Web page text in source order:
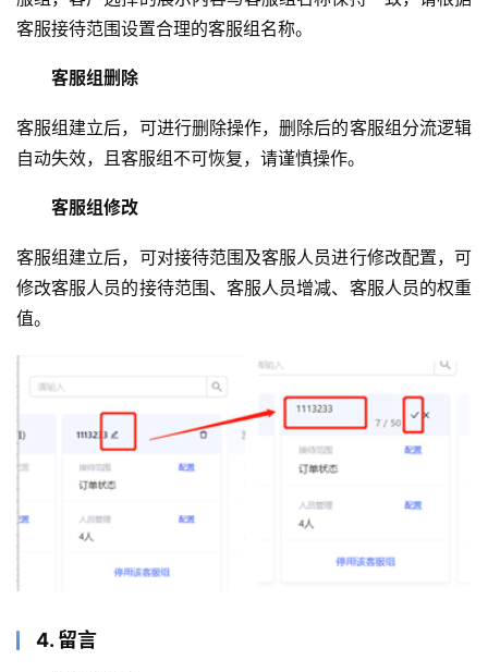
客服接待范围设置合理的客服组名称。
客服组删除
客服组建立后，可进行删除操作，删除后的客服组分流逻辑
自动失效，且客服组不可恢复，请谨慎操作。
客服组修改
客服组建立后，可对接待范围及客服人员进行修改配置，可
修改客服人员的接待范围、客服人员增减、客服人员的权重
值。
4. 留言